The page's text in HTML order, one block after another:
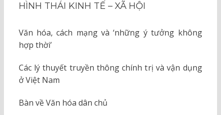
HÌNH THÁI KINH TẾ – XÃ HỘI
Văn hóa, cách mạng và ‘những ý tưởng không
hợp thời’
Các lý thuyết truyền thông chính trị và vận dụng
ở Việt Nam
Bàn về Văn hóa dân chủ